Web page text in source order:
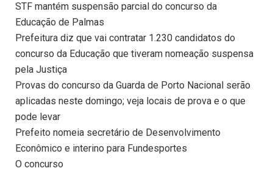
STF mantém suspensão parcial do concurso da
Educação de Palmas
Prefeitura diz que vai contratar 1.230 candidatos do
concurso da Educação que tiveram nomeação suspensa
pela Justiça
Provas do concurso da Guarda de Porto Nacional serão
aplicadas neste domingo; veja locais de prova e o que
pode levar
Prefeito nomeia secretário de Desenvolvimento
Econômico e interino para Fundesportes
O concurso